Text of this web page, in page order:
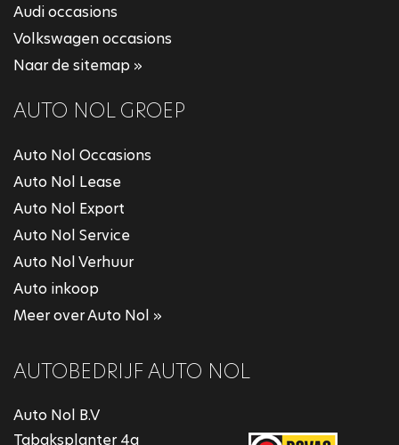
Audi occasions
Volkswagen occasions
Naar de sitemap »
AUTO NOL GROEP
Auto Nol Occasions
Auto Nol Lease
Auto Nol Export
Auto Nol Service
Auto Nol Verhuur
Auto inkoop
Meer over Auto Nol »
AUTOBEDRIJF AUTO NOL
Auto Nol B.V
Tabaksplanter 4a